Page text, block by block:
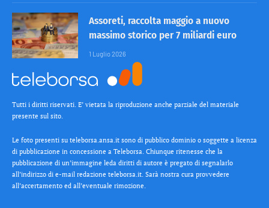
Assoreti, raccolta maggio a nuovo
massimo storico per 7 miliardi euro
1 Luglio 2026
Tutti i diritti riservati. E’ vietata la riproduzione anche parziale del materiale
presente sul sito.
Le foto presenti su teleborsa.ansa.it sono di pubblico dominio o soggette a licenza
di pubblicazione in concessione a Teleborsa. Chiunque ritenesse che la
pubblicazione di un’immagine leda diritti di autore è pregato di segnalarlo
all’indirizzo di e-mail redazione teleborsa.it. Sarà nostra cura provvedere
all’accertamento ed all’eventuale rimozione.